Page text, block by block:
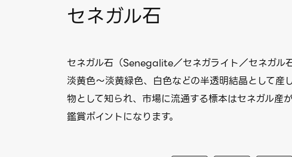
セネガル石
セネガル石（Senegalite／セネガライト／セネガル
淡黄色〜淡黄緑色、白色などの半透明結晶として
物として知られ、市場に流通する標本はセネガル
鑑賞ポイントになります。